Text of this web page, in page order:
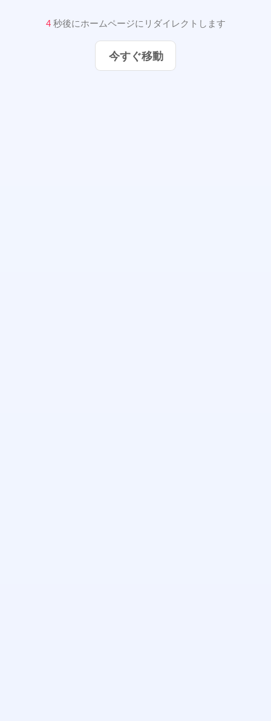
3秒後にホームページにリダイレクトします
今すぐ移動